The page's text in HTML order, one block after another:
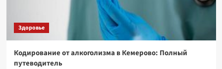
Здоровье
Кодирование от алкоголизма в Кемерово: Полный
путеводитель